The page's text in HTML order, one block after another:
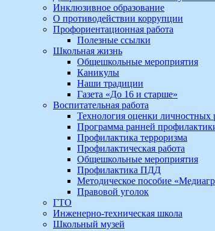
Инклюзивное образование
О противодействии коррупции
Профориентационная работа
Полезные ссылки
Школьная жизнь
Общешкольные мероприятия
Каникулы
Наши традиции
Газета «До 16 и старше»
Воспитательная работа
Технология оценки личностных
Программа ранней
Профилактика терроризма
Профилактическая работа
Общешкольные мероприятия
Профилактика ПДД
Методическое пособие
Правовой уголок
ГТО
Инженерно-техническая школа
Школьный музей